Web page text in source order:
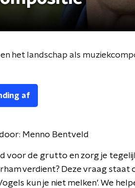
het landschap als
af
Menno Bentveld
voor de grutto en zorg je
verdient? Deze vraag staat
kun je niet melken’. We